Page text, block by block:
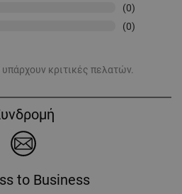
(0)
(0)
κριτικές πελατών.
to Business